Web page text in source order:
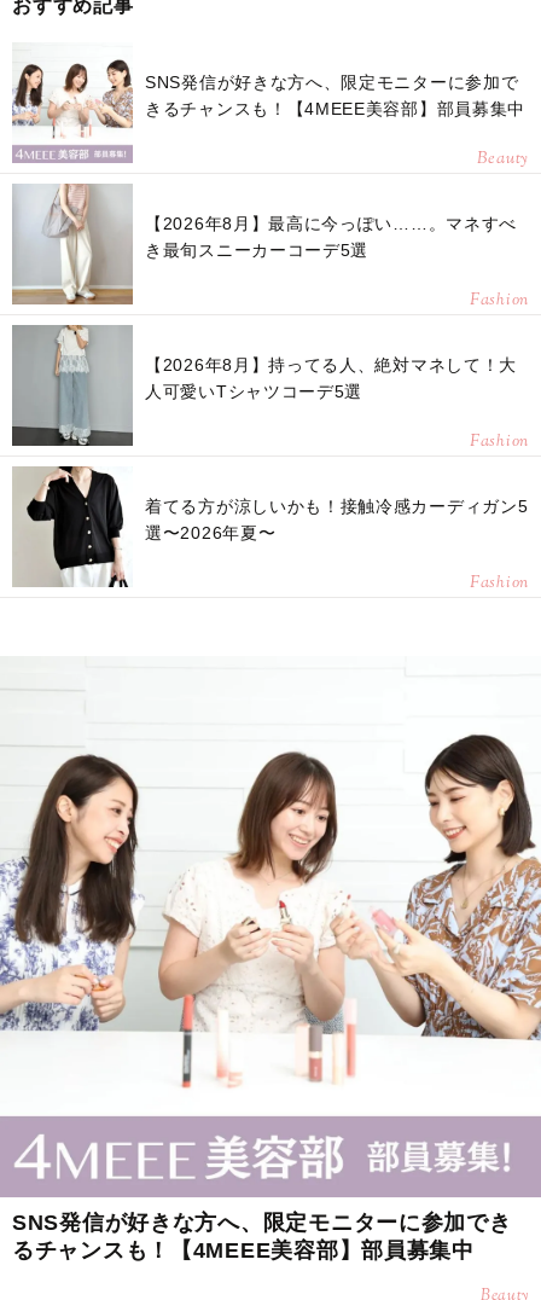
おすすめ記事
SNS発信が好きな方へ、限定モニターに参加で
きるチャンスも！【4MEEE美容部】部員募集中
Beauty
【2026年8月】最高に今っぽい……。マネすべ
き最旬スニーカーコーデ5選
Fashion
【2026年8月】持ってる人、絶対マネして！大
人可愛いTシャツコーデ5選
Fashion
着てる方が涼しいかも！接触冷感カーディガン5
選〜2026年夏〜
Fashion
SNS発信が好きな方へ、限定モニターに参加でき
るチャンスも！【4MEEE美容部】部員募集中